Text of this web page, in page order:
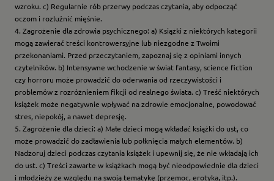
wzroku. c) Regularnie rób przerwy podczas czytania, aby odpocząć
oczom i rozluźnić mięśnie.
4. Zagrożenie dla zdrowia psychicznego: a) Książki z niektórych kategorii
mogą zawierać treści kontrowersyjne lub niezgodne z Twoimi
przekonaniami. Przed przeczytaniem, zapoznaj się z opiniami innych
czytelników. b) Intensywne wchodzenie w świat fantasy, science fiction
czy horroru może prowadzić do oderwania od rzeczywistości i
problemów z rozróżnieniem fikcji od realnego świata. c) Treść niektórych
książek może negatywnie wpływać na zdrowie emocjonalne, powodować
stres, niepokój, a nawet depresję.
5. Zagrożenie dla dzieci: a) Małe dzieci mogą wkładać książki do ust, co
może prowadzić do zadławienia lub połknięcia małych elementów. b)
Nadzoruj dzieci podczas czytania książek i upewnij się, że nie wkładają ich
do ust. c) Treści zawarte w książkach mogą być nieodpowiednie dla dzieci
i młodzieży ze względu na swoją tematykę (przemoc, erotyka, itp.).